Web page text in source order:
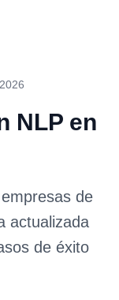
NLP en
de
actualizada
de éxito